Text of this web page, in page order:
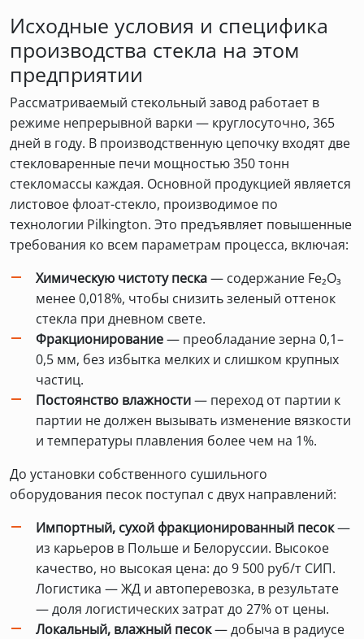
Исходные условия и специфика
производства стекла на этом
предприятии
Рассматриваемый стекольный завод работает в
режиме непрерывной варки — круглосуточно, 365
дней в году. В производственную цепочку входят две
стекловаренные печи мощностью 350 тонн
стекломассы каждая. Основной продукцией является
листовое флоат-стекло, производимое по
технологии Pilkington. Это предъявляет повышенные
требования ко всем параметрам процесса, включая:
Химическую чистоту песка— содержание Fe₂O₃
менее 0,018%, чтобы снизить зеленый оттенок
стекла при дневном свете.
Фракционирование— преобладание зерна 0,1–
0,5 мм, без избытка мелких и слишком крупных
частиц.
Постоянство влажности— переход от партии к
партии не должен вызывать изменение вязкости
и температуры плавления более чем на 1%.
До установки собственного сушильного
оборудования песок поступал с двух направлений:
Импортный, сухой фракционированный песок—
из карьеров в Польше и Белоруссии. Высокое
качество, но высокая цена: до 9 500 руб/т СИП.
Логистика — ЖД и автоперевозка, в результате
— доля логистических затрат до 27% от цены.
Локальный, влажный песок— добыча в радиусе